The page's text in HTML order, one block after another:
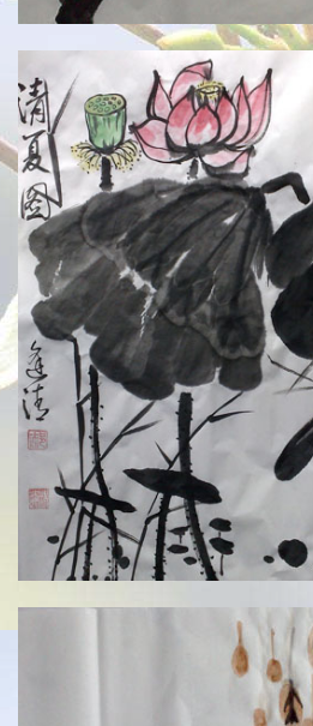
留言本
Yaner's blog